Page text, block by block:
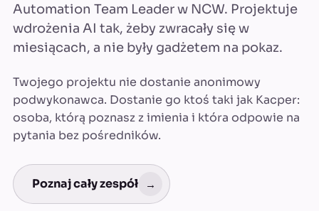
Automation Team Leader w NCW. Projektuje
wdrożenia AI tak, żeby zwracały się w
miesiącach, a nie były gadżetem na pokaz.
Twojego projektu nie dostanie anonimowy
podwykonawca. Dostanie go ktoś taki jak Kacper:
osoba, którą poznasz z imienia i która odpowie na
pytania bez pośredników.
Poznaj cały zespół →